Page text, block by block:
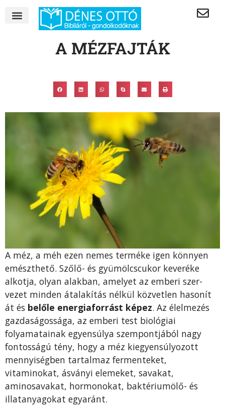
A MÉZFAJTÁK
A méz, a méh ezen nemes terméke igen könnyen
emészthető. Szőlő- és gyümölcscukor keveréke
alkotja, olyan alakban, amelyet az emberi szer­
vezet minden átalakítás nélkül közvetlen hasonít
át és belőle energiaforrást képez. Az élelmezés
gazdaságossága, az emberi test biológiai
folyamatai­nak egyensúlya szempontjából nagy
fontosságú tény, hogy a méz kiegyen­súlyozott
mennyiségben tartalmaz fermenteket,
vitaminokat, ásványi ele­meket, savakat,
aminosavakat, hormonokat, baktériumölő- és
illatanyagokat egyaránt.